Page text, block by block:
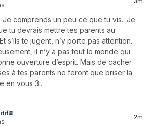
Je comprends un peu ce que tu vis.. Je
tu devrais mettre tes parents au
s’ils te jugent, n’y porte pas attention.
il n’y a pas tout le monde qui
ouverture d’esprit. Mais de cacher
à tes parents ne feront que briser la
en vous 3..
2m